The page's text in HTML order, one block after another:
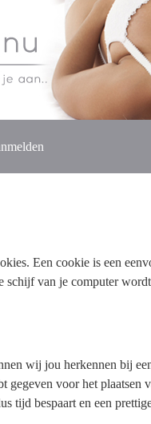
Een cookie is een
schijf van je computer
wij jou herkennen bij
gegeven voor het
tijd bespaart en een